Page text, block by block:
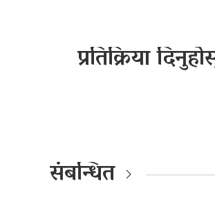
प्रतिक्रिया
संबन्धित